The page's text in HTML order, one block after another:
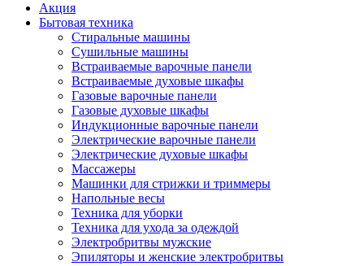
Акция
Бытовая техника
Стиральные машины
Сушильные машины
Встраиваемые варочные панели
Встраиваемые духовые шкафы
Газовые варочные панели
Газовые духовые шкафы
Индукционные варочные панели
Электрические варочные панели
Электрические духовые шкафы
Массажеры
Машинки для стрижки и триммеры
Напольные весы
Техника для уборки
Техника для ухода за одеждой
Электробритвы мужские
Эпиляторы и женские электробритвы